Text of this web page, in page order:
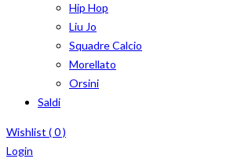
Hip Hop
Liu Jo
Squadre Calcio
Morellato
Orsini
Saldi
Wishlist (0)
Login